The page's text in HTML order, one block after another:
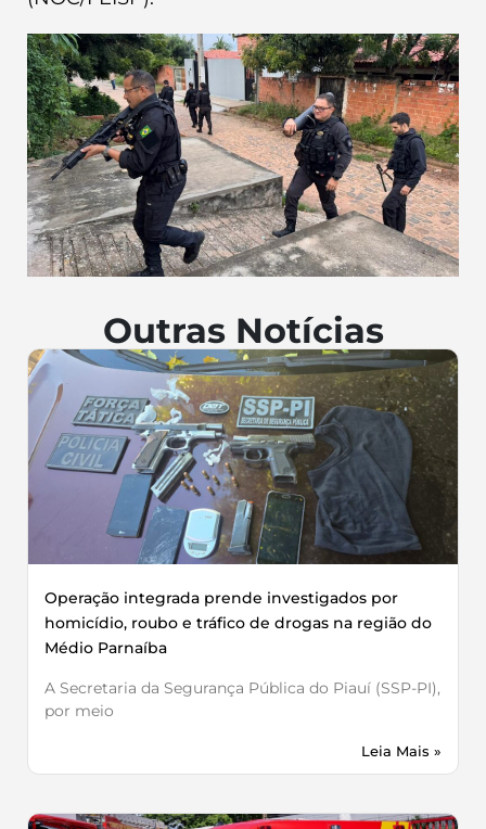
Outras Notícias
Operação integrada prende investigados por
homicídio, roubo e tráfico de drogas na região do
Médio Parnaíba
A Secretaria da Segurança Pública do Piauí (SSP-PI),
por meio
Leia Mais »